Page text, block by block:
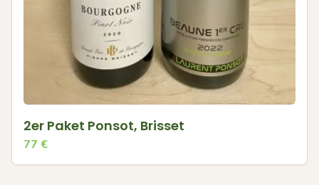
2er Paket Ponsot, Brisset
77 €